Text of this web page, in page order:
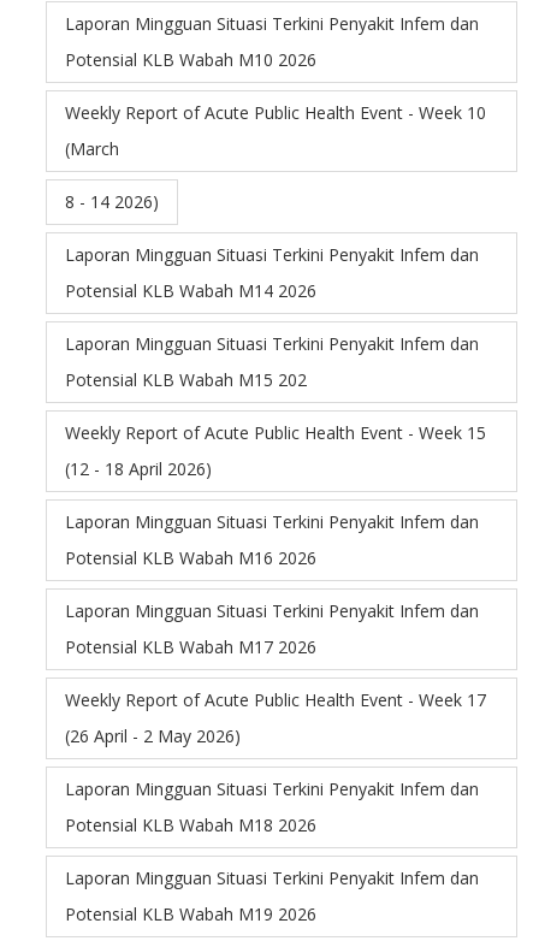
Laporan Mingguan Situasi Terkini Penyakit Infem dan
Potensial KLB Wabah M10 2026
Weekly Report of Acute Public Health Event - Week 10
(March
8 - 14 2026)
Laporan Mingguan Situasi Terkini Penyakit Infem dan
Potensial KLB Wabah M14 2026
Laporan Mingguan Situasi Terkini Penyakit Infem dan
Potensial KLB Wabah M15 202
Weekly Report of Acute Public Health Event - Week 15
(12 - 18 April 2026)
Laporan Mingguan Situasi Terkini Penyakit Infem dan
Potensial KLB Wabah M16 2026
Laporan Mingguan Situasi Terkini Penyakit Infem dan
Potensial KLB Wabah M17 2026
Weekly Report of Acute Public Health Event - Week 17
(26 April - 2 May 2026)
Laporan Mingguan Situasi Terkini Penyakit Infem dan
Potensial KLB Wabah M18 2026
Laporan Mingguan Situasi Terkini Penyakit Infem dan
Potensial KLB Wabah M19 2026